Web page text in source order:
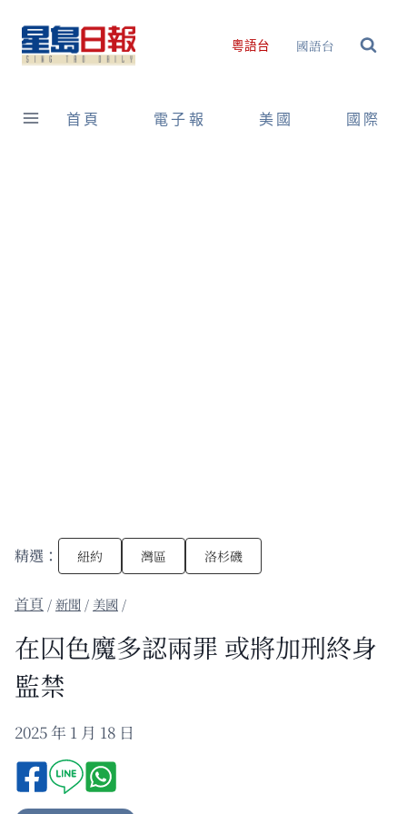
content
粵語台 國語台
首頁 電子報 美國 國際
精選： 紐約 灣區 洛杉磯
/新聞 / 美國 /
在囚色魔多認兩罪 或將加刑終身
監禁
2025 年 1 月 18 日